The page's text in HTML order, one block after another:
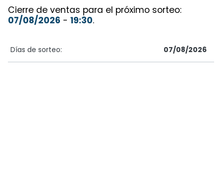
Cierre de ventas para el próximo sorteo:
07/08/2026 - 19:30.
Días de sorteo: 07/08/2026